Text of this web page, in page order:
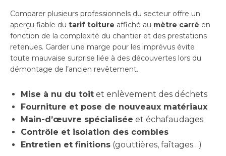
Comparer plusieurs professionnels du secteur offre un
aperçu fiable du tarif toiture affiché au mètre carré en
fonction de la complexité du chantier et des prestations
retenues. Garder une marge pour les imprévus évite
toute mauvaise surprise liée à des découvertes lors du
démontage de l’ancien revêtement.
Mise à nu du toit et enlèvement des déchets
Fourniture et pose de nouveaux matériaux
Main-d’œuvre spécialisée et échafaudages
Contrôle et isolation des combles
Entretien et finitions (gouttières, faîtages…)